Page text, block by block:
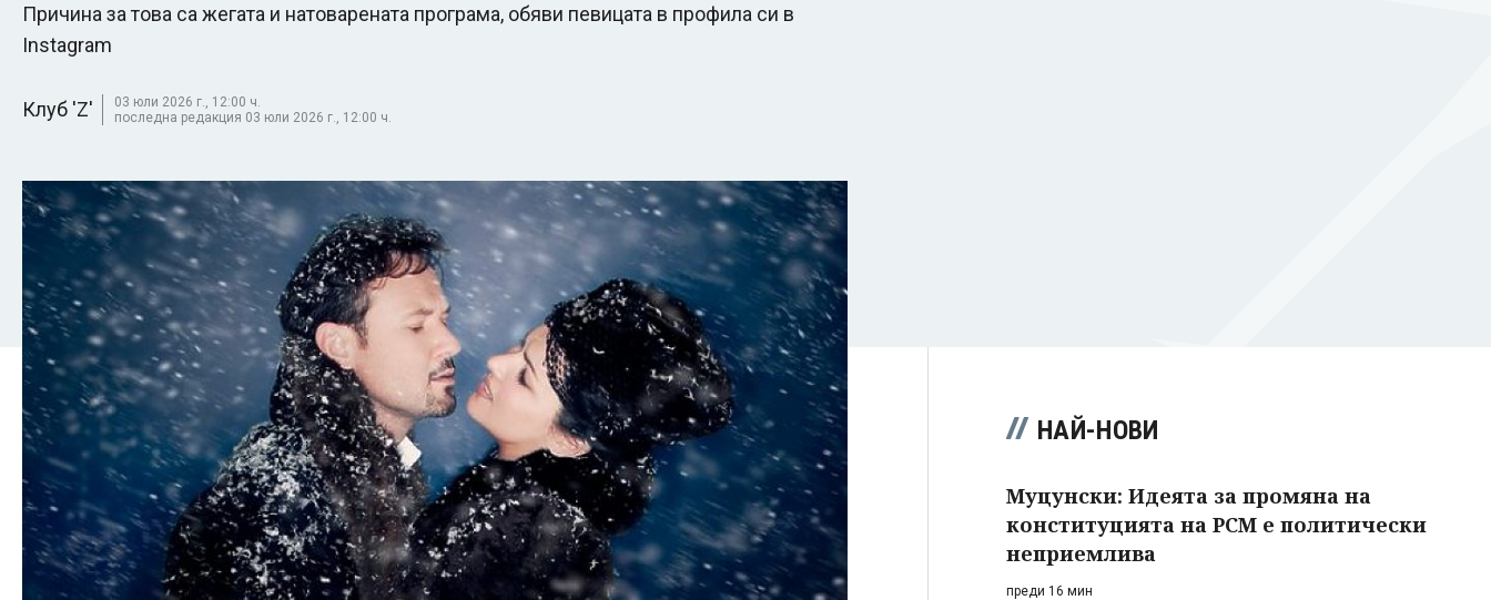
Причина за това са жегата и натоварената програма, обяви певицата в профила си в
Instagram
Клуб 'Z'
03 юли 2026 г., 12:00 ч.
последна редакция 03 юли 2026 г., 12:00 ч.
НАЙ-НОВИ
Муцунски: Идеята за промяна на
конституцията на РСМ е политически
неприемлива
преди 16 мин